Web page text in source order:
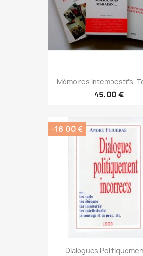
Mémoires Intempestifs,
45,00 €
Dialogues
-18,00 €